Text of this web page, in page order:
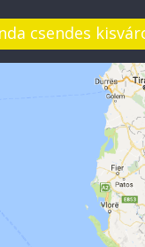
csendes